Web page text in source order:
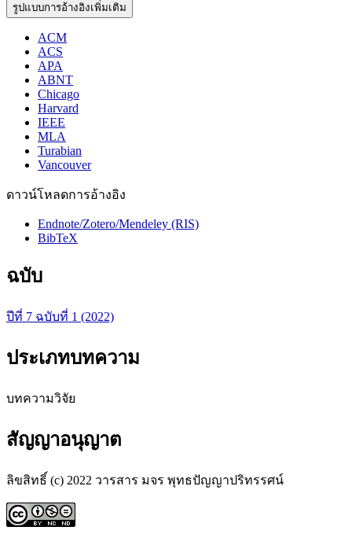
รูปแบบการอ้างอิงเพิ่มเติม
ACM
ACS
APA
ABNT
Chicago
Harvard
IEEE
MLA
Turabian
Vancouver
ดาวน์โหลดการอ้างอิง
Endnote/Zotero/Mendeley (RIS)
BibTeX
ฉบับ
ปีที่ 7 ฉบับที่ 1 (2022)
ประเภทบทความ
บทความวิจัย
สัญญาอนุญาต
ลิขสิทธิ์ (c) 2022 วารสาร มจร พุทธปัญญาปริทรรศน์